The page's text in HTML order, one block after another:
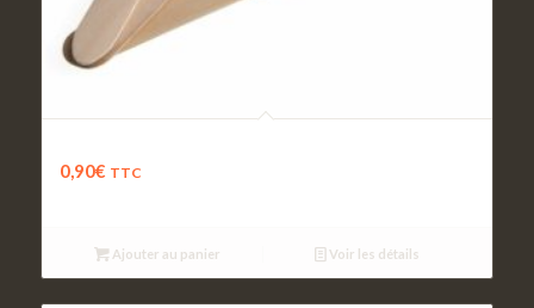
0,90€ TTC
Ajouter au panier Voir les détails